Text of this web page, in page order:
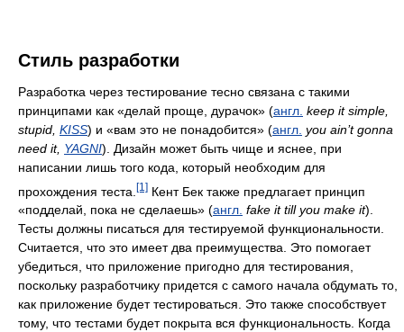
Стиль разработки
Разработка через тестирование тесно связана с такими
принципами как «делай проще, дурачок» (англ. keep it simple,
stupid, KISS) и «вам это не понадобится» (англ. you ain’t gonna
need it, YAGNI). Дизайн может быть чище и яснее, при
написании лишь того кода, который необходим для
прохождения теста. [1] Кент Бек также предлагает принцип
«подделай, пока не сделаешь» (англ. fake it till you make it).
Тесты должны писаться для тестируемой функциональности.
Считается, что это имеет два преимущества. Это помогает
убедиться, что приложение пригодно для тестирования,
поскольку разработчику придется с самого начала обдумать то,
как приложение будет тестироваться. Это также способствует
тому, что тестами будет покрыта вся функциональность. Когда